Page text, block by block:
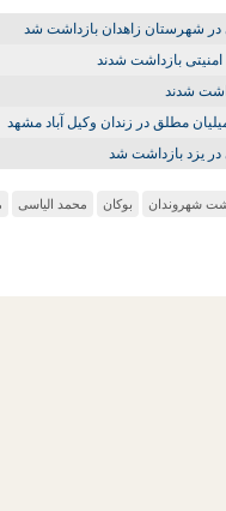
در شهرستان زاهدان بازداشت شد
مطلق در زندان وکیل آباد مشهد
یزد بازداشت شد
شهروندان بوکان محمد الیاسی